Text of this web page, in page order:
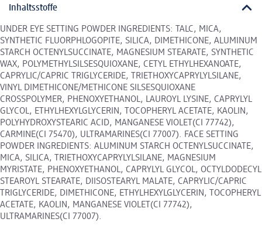
Inhaltsstoffe
UNDER EYE SETTING POWDER INGREDIENTS: TALC, MICA,
SYNTHETIC FLUORPHLOGOPITE, SILICA, DIMETHICONE, ALUMINUM
STARCH OCTENYLSUCCINATE, MAGNESIUM STEARATE, SYNTHETIC
WAX, POLYMETHYLSILSESQUIOXANE, CETYL ETHYLHEXANOATE,
CAPRYLIC/CAPRIC TRIGLYCERIDE, TRIETHOXYCAPRYLYLSILANE,
VINYL DIMETHICONE/METHICONE SILSESQUIOXANE
CROSSPOLYMER, PHENOXYETHANOL, LAUROYL LYSINE, CAPRYLYL
GLYCOL, ETHYLHEXYLGLYCERIN, TOCOPHERYL ACETATE, KAOLIN,
POLYHYDROXYSTEARIC ACID, MANGANESE VIOLET(CI 77742),
CARMINE(CI 75470), ULTRAMARINES(CI 77007). FACE SETTING
POWDER INGREDIENTS: ALUMINUM STARCH OCTENYLSUCCINATE,
MICA, SILICA, TRIETHOXYCAPRYLYLSILANE, MAGNESIUM
MYRISTATE, PHENOXYETHANOL, CAPRYLYL GLYCOL, OCTYLDODECYL
STEAROYL STEARATE, DIISOSTEARYL MALATE, CAPRYLIC/CAPRIC
TRIGLYCERIDE, DIMETHICONE, ETHYLHEXYLGLYCERIN, TOCOPHERYL
ACETATE, KAOLIN, MANGANESE VIOLET(CI 77742),
ULTRAMARINES(CI 77007).